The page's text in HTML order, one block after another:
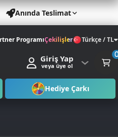
Anında Teslimat
ProgramıÇekilişler Türkçe / TL
Giriş Yap
veya üye ol
Hediye Çarkı